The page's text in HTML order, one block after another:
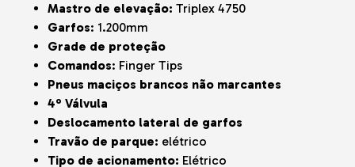
Mastro de elevação: Triplex 4750
Garfos: 1.200mm
Grade de proteção
Comandos: Finger Tips
Pneus maciços brancos não marcantes
4º Válvula
Deslocamento lateral de garfos
Travão de parque: elétrico
Tipo de acionamento: Elétrico